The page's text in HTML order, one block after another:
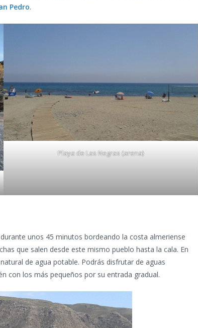
Pedro.
Playa de Las Negras (arena)
unos 45 minutos bordeando la costa almeriense
que salen desde este mismo pueblo hasta la cala. En
de agua potable. Podrás disfrutar de aguas
con los más pequeños por su entrada gradual.